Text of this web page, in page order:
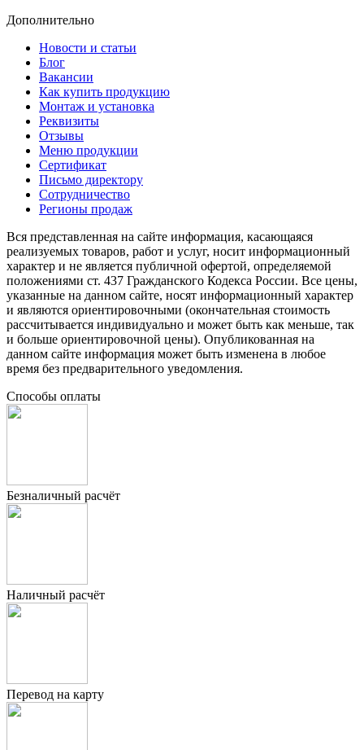
Дополнительно
Новости и статьи
Блог
Вакансии
Как купить продукцию
Монтаж и установка
Реквизиты
Отзывы
Меню продукции
Сертификат
Письмо директору
Сотрудничество
Регионы продаж
Вся представленная на сайте информация, касающаяся
реализуемых товаров, работ и услуг, носит информационный
характер и не является публичной офертой, определяемой
положениями ст. 437 Гражданского Кодекса России. Все цены,
указанные на данном сайте, носят информационный характер
и являются ориентировочными (окончательная стоимость
рассчитывается индивидуально и может быть как меньше, так
и больше ориентировочной цены). Опубликованная на
данном сайте информация может быть изменена в любое
время без предварительного уведомления.
Способы оплаты
Безналичный расчёт
Наличный расчёт
Перевод на карту